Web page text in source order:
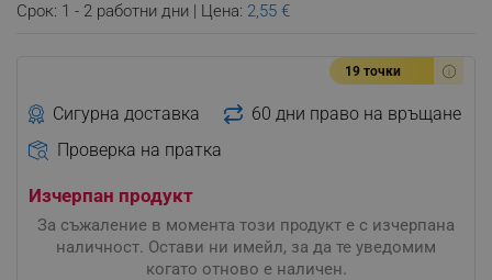
Срок: 1 - 2 работни дни | Цена: 2,55 €
19 точки
Сигурна доставка
60 дни право на връщане
Проверка на пратка
Изчерпан продукт
За съжаление в момента този продукт е с изчерпана
наличност. Остави ни имейл, за да те уведомим
когато отново е наличен.